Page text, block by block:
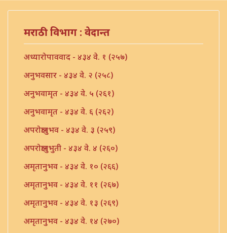
मराठी विभाग : वेदान्त
अध्यारोपाववाद - ४३४ वे. १ (२५७)
अनुभवसार - ४३४ वे. २ (२५८)
अनुभवामृत - ४३४ वे. ५ (२६१)
अनुभवामृत - ४३४ वे. ६ (२६२)
अपरोक्षानुभव - ४३४ वे. ३ (२५९)
अपरोक्षानुभुती - ४३४ वे. ४ (२६०)
अमृतानुभव - ४३४ वे. १० (२६६)
अमृतानुभव - ४३४ वे. ११ (२६७)
अमृतानुभव - ४३४ वे. १३ (२६९)
अमृतानुभव - ४३४ वे. १४ (२७०)